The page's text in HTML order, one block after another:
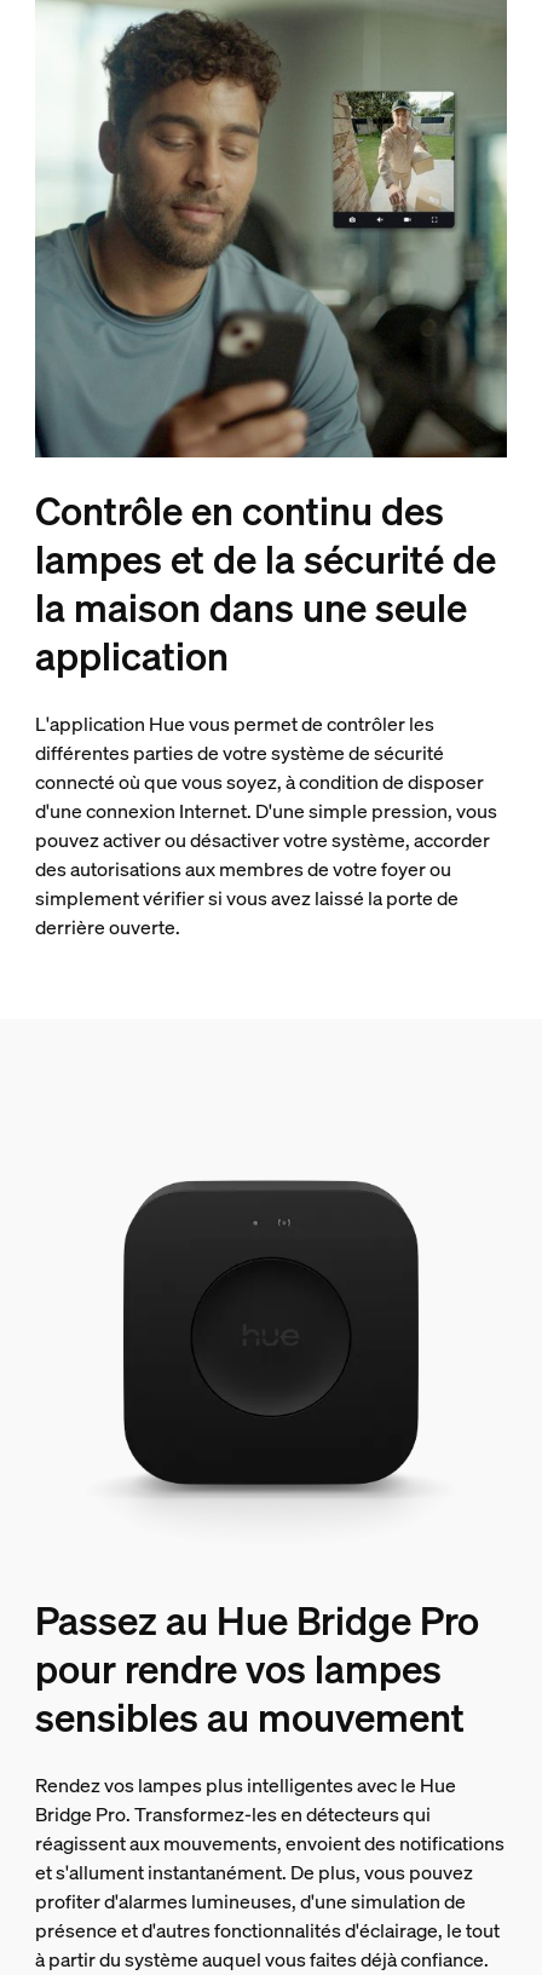
Contrôle en continu des
lampes et de la sécurité de
la maison dans une seule
application
L'application Hue vous permet de contrôler les
différentes parties de votre système de sécurité
connecté où que vous soyez, à condition de disposer
d'une connexion Internet. D'une simple pression, vous
pouvez activer ou désactiver votre système, accorder
des autorisations aux membres de votre foyer ou
simplement vérifier si vous avez laissé la porte de
derrière ouverte.
Passez au Hue Bridge Pro
pour rendre vos lampes
sensibles au mouvement
Rendez vos lampes plus intelligentes avec le Hue
Bridge Pro. Transformez-les en détecteurs qui
réagissent aux mouvements, envoient des notifications
et s'allument instantanément. De plus, vous pouvez
profiter d'alarmes lumineuses, d'une simulation de
présence et d'autres fonctionnalités d'éclairage, le tout
à partir du système auquel vous faites déjà confiance.